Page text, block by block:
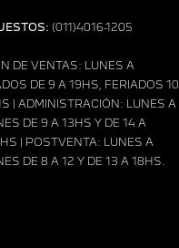
(011)4016-1205
DE VENTAS: LUNES A
DE 9 A 19HS, FERIADOS 10
| ADMINISTRACIÓN: LUNES A
DE 9 A 13HS Y DE 14 A
| POSTVENTA: LUNES A
DE 8 A 12 Y DE 13 A 18HS.